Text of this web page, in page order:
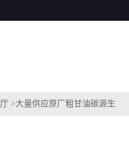
>大量供应原厂粗甘油碳源生